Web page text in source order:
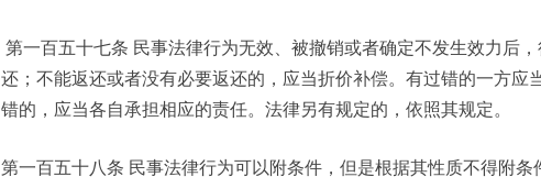
第一百五十七条 民事法律行为无效、被撤销或者确定不发生效力后
还；不能返还或者没有必要返还的，应当折价补偿。有过错的一方应
错的，应当各自承担相应的责任。法律另有规定的，依照其规定。
第一百五十八条 民事法律行为可以附条件，但是根据其性质不得附条